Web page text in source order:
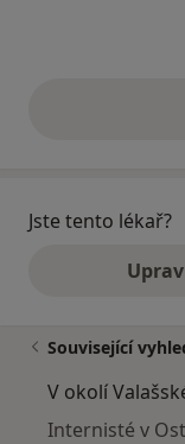
Jste tento lékař?
Související
V okolí
Internisté v